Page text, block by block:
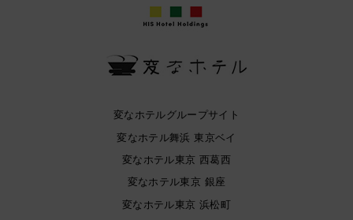
変なホテルグループサイト
変なホテル舞浜 東京ベイ
変なホテル東京 西葛西
変なホテル東京 銀座
変なホテル東京 浜松町